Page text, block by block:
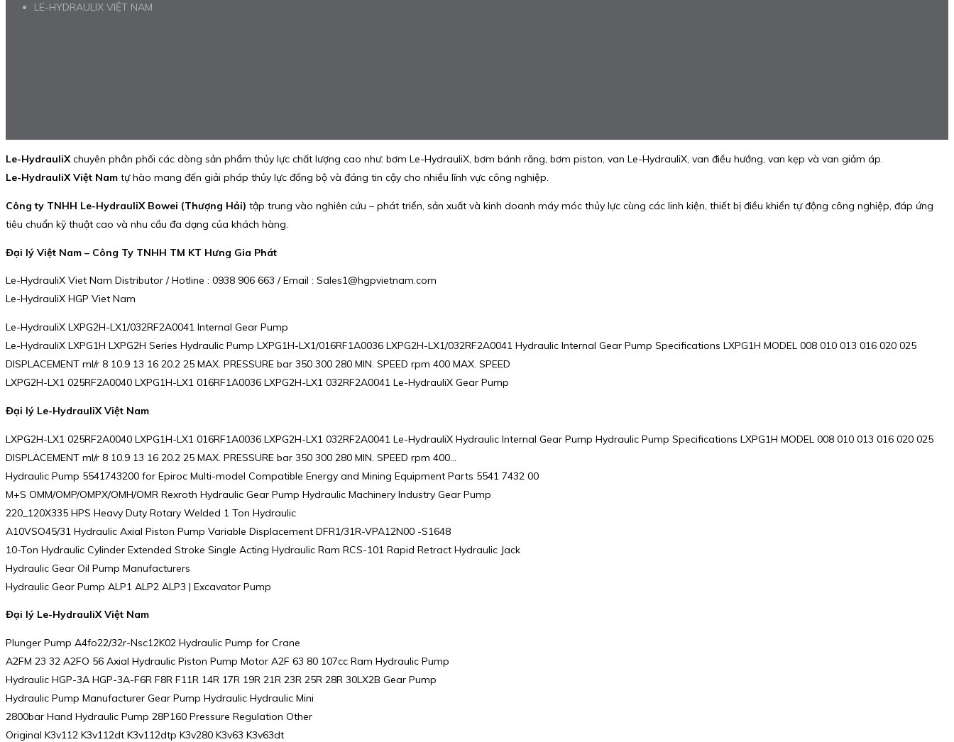
LE-HYDRAULIX VIỆT NAM
Le-HydrauliXchuyên phân phối các dòng sản phẩm thủy lực chất lượng cao như: bơm Le-HydrauliX, bơm bánh răng, bơm piston, van Le-HydrauliX, van điều hướng, van kẹp và van giảm áp.
Le-HydrauliX Việt Nam tự hào mang đến giải pháp thủy lực đồng bộ và đáng tin cậy cho nhiều lĩnh vực công nghiệp.
Công ty TNHH Le-HydrauliX Bowei (Thượng Hải) tập trung vào nghiên cứu – phát triển, sản xuất và kinh doanh máy móc thủy lực cùng các linh kiện, thiết bị điều khiển tự động công nghiệp, đáp ứng
tiêu chuẩn kỹ thuật cao và nhu cầu đa dạng của khách hàng.
Đại lý Việt Nam – Công Ty TNHH TM KT Hưng Gia Phát
Le-HydrauliX Viet Nam Distributor / Hotline : 0938 906 663 / Email : Sales1@hgpvietnam.com
Le-HydrauliX HGP Viet Nam
Le-HydrauliX LXPG2H-LX1/032RF2A0041 Internal Gear Pump
Le-HydrauliX LXPG1H LXPG2H Series Hydraulic Pump LXPG1H-LX1/016RF1A0036 LXPG2H-LX1/032RF2A0041 Hydraulic Internal Gear Pump Specifications LXPG1H MODEL 008 010 013 016 020 025
DISPLACEMENT ml/r 8 10.9 13 16 20.2 25 MAX. PRESSURE bar 350 300 280 MIN. SPEED rpm 400 MAX. SPEED
LXPG2H-LX1 025RF2A0040 LXPG1H-LX1 016RF1A0036 LXPG2H-LX1 032RF2A0041 Le-HydrauliX Gear Pump
Đại lý Le-HydrauliX Việt Nam
LXPG2H-LX1 025RF2A0040 LXPG1H-LX1 016RF1A0036 LXPG2H-LX1 032RF2A0041 Le-HydrauliX Hydraulic Internal Gear Pump Hydraulic Pump Specifications LXPG1H MODEL 008 010 013 016 020 025
DISPLACEMENT ml/r 8 10.9 13 16 20.2 25 MAX. PRESSURE bar 350 300 280 MIN. SPEED rpm 400…
Hydraulic Pump 5541743200 for Epiroc Multi-model Compatible Energy and Mining Equipment Parts 5541 7432 00
M+S OMM/OMP/OMPX/OMH/OMR Rexroth Hydraulic Gear Pump Hydraulic Machinery Industry Gear Pump
220_120X335 HPS Heavy Duty Rotary Welded 1 Ton Hydraulic
A10VSO45/31 Hydraulic Axial Piston Pump Variable Displacement DFR1/31R-VPA12N00 -S1648
10-Ton Hydraulic Cylinder Extended Stroke Single Acting Hydraulic Ram RCS-101 Rapid Retract Hydraulic Jack
Hydraulic Gear Oil Pump Manufacturers
Hydraulic Gear Pump ALP1 ALP2 ALP3 | Excavator Pump
Đại lý Le-HydrauliX Việt Nam
Plunger Pump A4fo22/32r-Nsc12K02 Hydraulic Pump for Crane
A2FM 23 32 A2FO 56 Axial Hydraulic Piston Pump Motor A2F 63 80 107cc Ram Hydraulic Pump
Hydraulic HGP-3A HGP-3A-F6R F8R F11R 14R 17R 19R 21R 23R 25R 28R 30LX2B Gear Pump
Hydraulic Pump Manufacturer Gear Pump Hydraulic Hydraulic Mini
2800bar Hand Hydraulic Pump 28P160 Pressure Regulation Other
Original K3v112 K3v112dt K3v112dtp K3v280 K3v63 K3v63dt